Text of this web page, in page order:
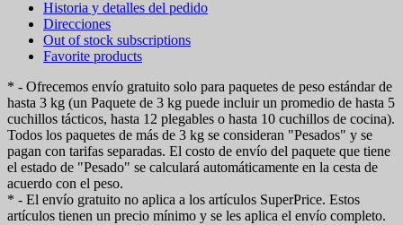
Historia y detalles del pedido
Direcciones
Out of stock subscriptions
Favorite products
* - Ofrecemos envío gratuito solo para paquetes de peso estándar de
hasta 3 kg (un Paquete de 3 kg puede incluir un promedio de hasta 5
cuchillos tácticos, hasta 12 plegables o hasta 10 cuchillos de cocina).
Todos los paquetes de más de 3 kg se consideran "Pesados" y se
pagan con tarifas separadas. El costo de envío del paquete que tiene
el estado de "Pesado" se calculará automáticamente en la cesta de
acuerdo con el peso.
* - El envío gratuito no aplica a los artículos SuperPrice. Estos
artículos tienen un precio mínimo y se les aplica el envío completo.